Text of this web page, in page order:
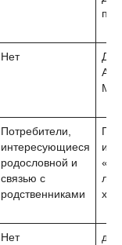
Нет
Да
Потребители,
интересующиеся
родословной и
связью с
родственниками
Нет да